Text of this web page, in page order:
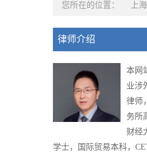
您所在的位置： 上
律师介绍
本网
业涉
律师
务所
财经
学士，国际贸易本科，